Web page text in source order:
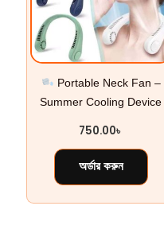
Portable Neck Fan –
Summer Cooling Device
750.00৳
অর্ডার করুন